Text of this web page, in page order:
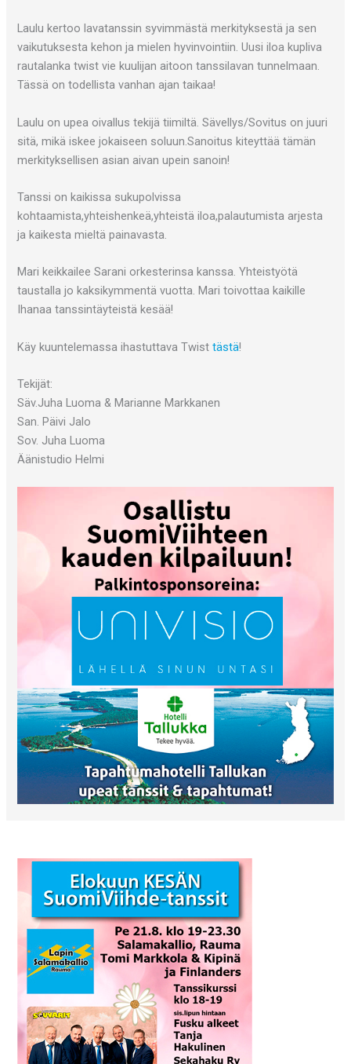
Laulu kertoo lavatanssin syvimmästä merkityksestä ja sen
vaikutuksesta kehon ja mielen hyvinvointiin. Uusi iloa kupliva
rautalanka twist vie kuulijan aitoon tanssilavan tunnelmaan.
Tässä on todellista vanhan ajan taikaa!
Laulu on upea oivallus tekijä tiimiltä. Sävellys/Sovitus on juuri
sitä, mikä iskee jokaiseen soluun.Sanoitus kiteyttää tämän
merkityksellisen asian aivan upein sanoin!
Tanssi on kaikissa sukupolvissa
kohtaamista,yhteishenkeä,yhteistä iloa,palautumista arjesta
ja kaikesta mieltä painavasta.
Mari keikkailee Sarani orkesterinsa kanssa. Yhteistyötä
taustalla jo kaksikymmentä vuotta. Mari toivottaa kaikille
Ihanaa tanssintäyteistä kesää!
Käy kuuntelemassa ihastuttava Twisttästä!
Tekijät:
Säv.Juha Luoma & Marianne Markkanen
San. Päivi Jalo
Sov. Juha Luoma
Äänistudio Helmi